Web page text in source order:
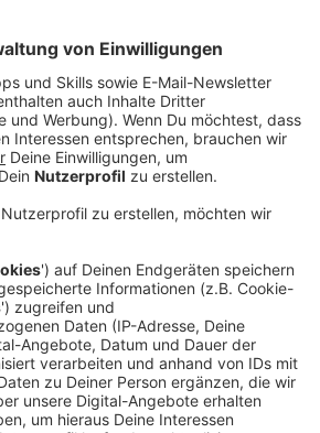
Düsseldorfer Innenstadt haben
einen größeren
dem Graf-Adolf-Platz gesehen.
Vormittag durch Brandmelder
Ort stellten sie fest, dass dort
dem Edelgas „
überprüft werden